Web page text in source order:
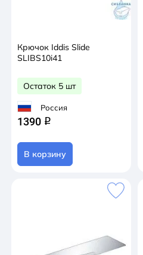
Крючок Iddis Slide
SLIBS10i41
Остаток 5 шт
Россия
1390 q
В корзину